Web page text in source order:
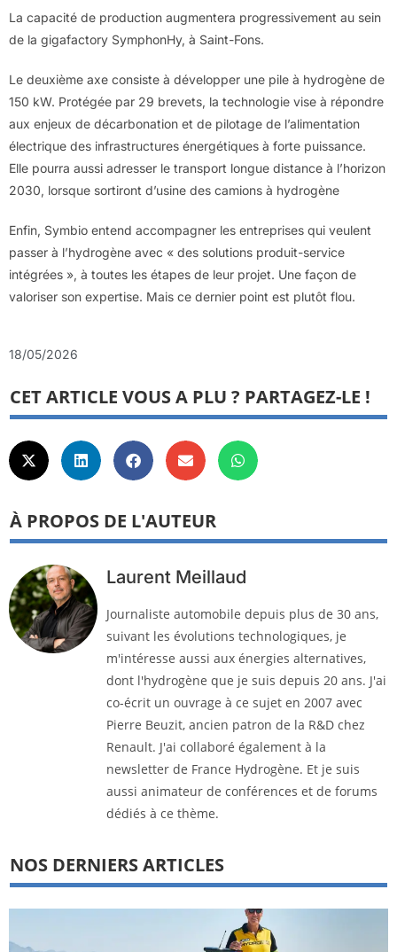
La capacité de production augmentera progressivement au sein
de la gigafactory SymphonHy, à Saint-Fons.
Le deuxième axe consiste à développer une pile à hydrogène de
150 kW. Protégée par 29 brevets, la technologie vise à répondre
aux enjeux de décarbonation et de pilotage de l’alimentation
électrique des infrastructures énergétiques à forte puissance.
Elle pourra aussi adresser le transport longue distance à l’horizon
2030, lorsque sortiront d’usine des camions à hydrogène
Enfin, Symbio entend accompagner les entreprises qui veulent
passer à l’hydrogène avec « des solutions produit-service
intégrées », à toutes les étapes de leur projet. Une façon de
valoriser son expertise. Mais ce dernier point est plutôt flou.
18/05/2026
CET ARTICLE VOUS A PLU ? PARTAGEZ-LE !
À PROPOS DE L'AUTEUR
Laurent Meillaud
Journaliste automobile depuis plus de 30 ans,
suivant les évolutions technologiques, je
m'intéresse aussi aux énergies alternatives,
dont l'hydrogène que je suis depuis 20 ans. J'ai
co-écrit un ouvrage à ce sujet en 2007 avec
Pierre Beuzit, ancien patron de la R&D chez
Renault. J'ai collaboré également à la
newsletter de France Hydrogène. Et je suis
aussi animateur de conférences et de forums
dédiés à ce thème.
NOS DERNIERS ARTICLES